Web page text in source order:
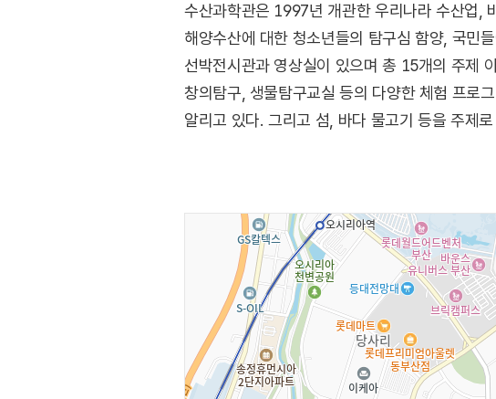
수산과학관은 1997년 개관한 우리나라 수산업,
해양수산에 대한 청소년들의 탐구심 함양, 국민
선박전시관과 영상실이 있으며 총 15개의 주제
창의탐구, 생물탐구교실 등의 다양한 체험 프로
알리고 있다. 그리고 섬, 바다 물고기 등을 주제